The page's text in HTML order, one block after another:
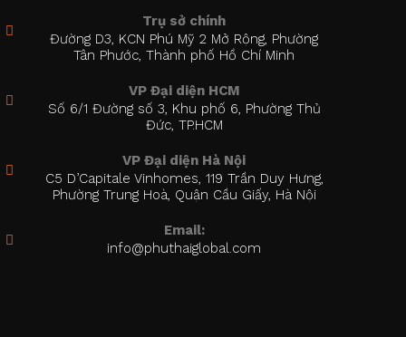
Trụ sở chính
Đường D3, KCN Phú Mỹ 2 Mở Rộng, Phường
Tân Phước, Thành phố Hồ Chí Minh
VP Đại diện HCM
Số 6/1 Đường số 3, Khu phố 6, Phường Thủ
Đức, TP.HCM
VP Đại diện Hà Nội
C5 D’Capitale Vinhomes, 119 Trần Duy Hưng,
Phường Trung Hoà, Quận Cầu Giấy, Hà Nội
Email:
info@phuthaiglobal.com